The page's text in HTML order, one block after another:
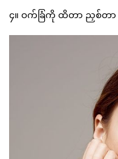
၄။ ဝက်ခြံကို ထိတာ ညှစ်တာ